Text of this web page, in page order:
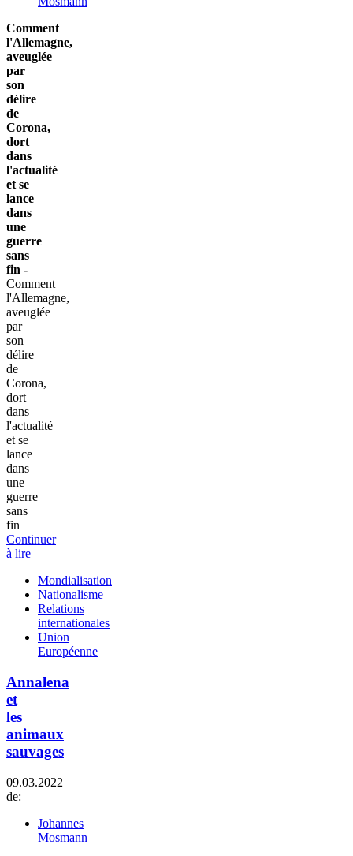
Comment
l'Allemagne,
aveuglée
par
son
délire
de
Corona,
dort
dans
l'actualité
et se
lance
dans
une
guerre
sans
fin -
Comment
l'Allemagne,
aveuglée
par
son
délire
de
Corona,
dort
dans
l'actualité
et se
lance
dans
une
guerre
sans
fin
Continuer
à lire
Mondialisation
Nationalisme
Relations
internationales
Union
Européenne
Annalena
et
les
animaux
sauvages
09.03.2022
de:
Johannes
Mosmann